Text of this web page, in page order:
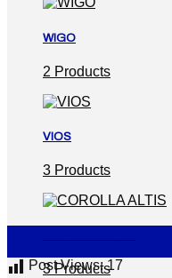
WIGO
2 Products
VIOS
3 Products
3 Products
Post Views: 17